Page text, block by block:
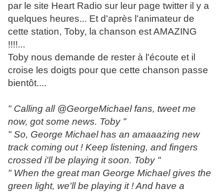
par le site Heart Radio sur leur page twitter il y a
quelques heures... Et d'après l'animateur de
cette station, Toby, la chanson est AMAZING
!!!!...
Toby nous demande de rester à l'écoute et il
croise les doigts pour que cette chanson passe
bientôt....
" Calling all @GeorgeMichael fans, tweet me
now, got some news. Toby "
" So, George Michael has an amaaazing new
track coming out ! Keep listening, and fingers
crossed i'll be playing it soon. Toby "
" When the great man George Michael gives the
green light, we'll be playing it ! And have a